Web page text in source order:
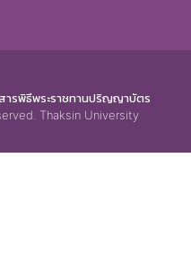
รพิธีพระราชทานปริญญาบัตร
Thaksin University